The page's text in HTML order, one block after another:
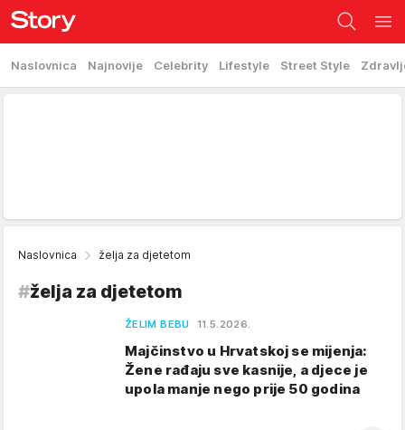
Naslovnica Najnovije Celebrity Lifestyle Street Style
Naslovnica želja za djetetom
#želja za djetetom
ŽELIM BEBU 11.5.2026.
Majčinstvo u Hrvatskoj se mijenja:
Žene rađaju sve kasnije, a djece je
upola manje nego prije 50 godina